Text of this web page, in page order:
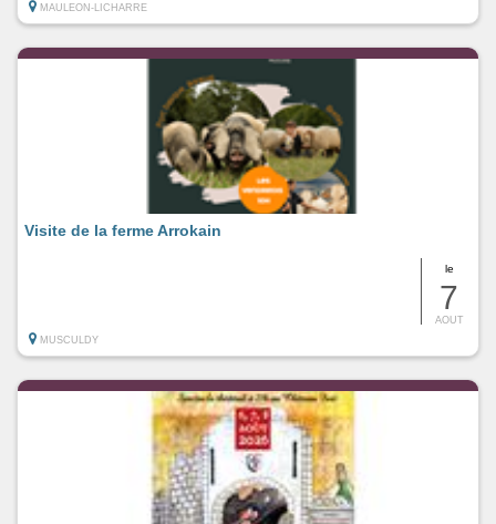
MAULEON-LICHARRE
le
7
AOUT
Visite de la ferme Arrokain
MUSCULDY